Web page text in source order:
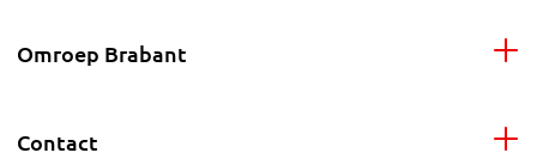
Omroep Brabant
Contact